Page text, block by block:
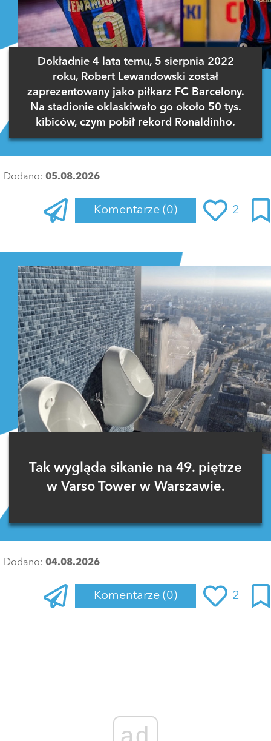
Dokładnie 4 lata temu, 5 sierpnia 2022
roku, Robert Lewandowski został
zaprezentowany jako piłkarz FC Barcelony.
Na stadionie oklaskiwało go około 50 tys.
kibiców, czym pobił rekord Ronaldinho.
Dodano: 05.08.2026
Komentarze (0) 2
Tak wygląda sikanie na 49. piętrze
w Varso Tower w Warszawie.
Dodano: 04.08.2026
Komentarze (0) 2